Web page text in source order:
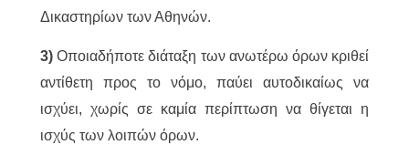
Δικαστηρίων των Αθηνών.
3)Οποιαδήποτε διάταξη των ανωτέρω όρων κριθεί
αντίθετη προς το νόμο, παύει αυτοδικαίως να
ισχύει, χωρίς σε καμία περίπτωση να θίγεται η
ισχύς των λοιπών όρων.